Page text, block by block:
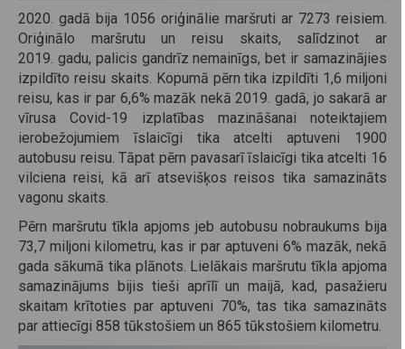
2020. gadā bija 1056 oriģinālie maršruti ar 7273 reisiem.
Oriģinālo maršrutu un reisu skaits, salīdzinot ar
2019. gadu, palicis gandrīz nemainīgs, bet ir samazinājies
izpildīto reisu skaits. Kopumā pērn tika izpildīti 1,6 miljoni
reisu, kas ir par 6,6% mazāk nekā 2019. gadā, jo sakarā ar
vīrusa Covid-19 izplatības mazināšanai noteiktajiem
ierobežojumiem īslaicīgi tika atcelti aptuveni 1900
autobusu reisu. Tāpat pērn pavasarī īslaicīgi tika atcelti 16
vilciena reisi, kā arī atsevišķos reisos tika samazināts
vagonu skaits.
Pērn maršrutu tīkla apjoms jeb autobusu nobraukums bija
73,7 miljoni kilometru, kas ir par aptuveni 6% mazāk, nekā
gada sākumā tika plānots. Lielākais maršrutu tīkla apjoma
samazinājums bijis tieši aprīlī un maijā, kad, pasažieru
skaitam krītoties par aptuveni 70%, tas tika samazināts
par attiecīgi 858 tūkstošiem un 865 tūkstošiem kilometru.